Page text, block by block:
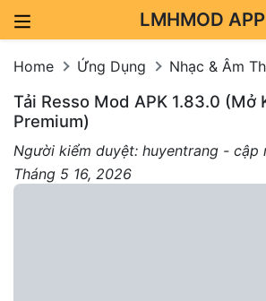
LMHMOD APP
Home Ứng Dụng Nhạc & Âm
Tải Resso Mod APK 1.83.0 (Mở
Premium)
Người kiểm duyệt: huyentrang - cập
Tháng 5 16, 2026